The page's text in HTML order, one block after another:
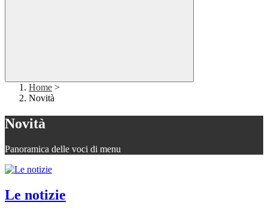
Home >
Novità
Novità
Panoramica delle voci di menu
Le notizie